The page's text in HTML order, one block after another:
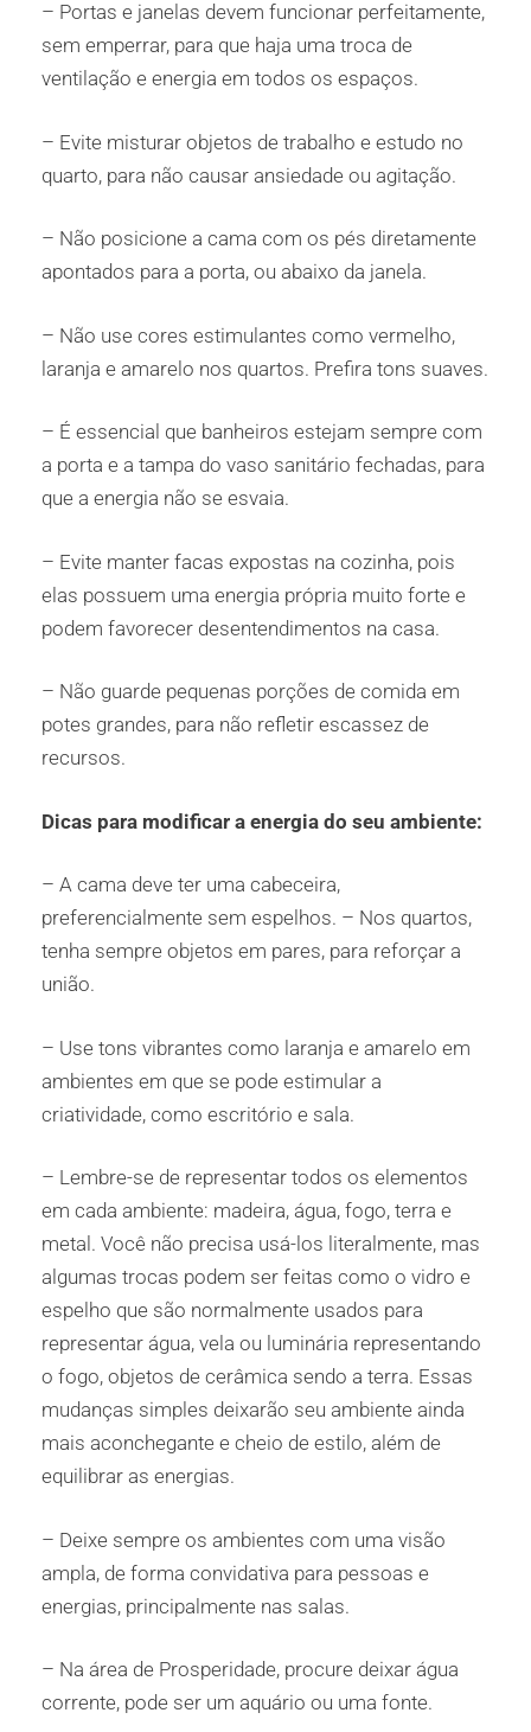
– Portas e janelas devem funcionar perfeitamente,
sem emperrar, para que haja uma troca de
ventilação e energia em todos os espaços.
– Evite misturar objetos de trabalho e estudo no
quarto, para não causar ansiedade ou agitação.
– Não posicione a cama com os pés diretamente
apontados para a porta, ou abaixo da janela.
– Não use cores estimulantes como vermelho,
laranja e amarelo nos quartos. Prefira tons suaves.
– É essencial que banheiros estejam sempre com
a porta e a tampa do vaso sanitário fechadas, para
que a energia não se esvaia.
– Evite manter facas expostas na cozinha, pois
elas possuem uma energia própria muito forte e
podem favorecer desentendimentos na casa.
– Não guarde pequenas porções de comida em
potes grandes, para não refletir escassez de
recursos.
Dicas para modificar a energia do seu ambiente:
– A cama deve ter uma cabeceira,
preferencialmente sem espelhos. – Nos quartos,
tenha sempre objetos em pares, para reforçar a
união.
– Use tons vibrantes como laranja e amarelo em
ambientes em que se pode estimular a
criatividade, como escritório e sala.
– Lembre-se de representar todos os elementos
em cada ambiente: madeira, água, fogo, terra e
metal. Você não precisa usá-los literalmente, mas
algumas trocas podem ser feitas como o vidro e
espelho que são normalmente usados para
representar água, vela ou luminária representando
o fogo, objetos de cerâmica sendo a terra. Essas
mudanças simples deixarão seu ambiente ainda
mais aconchegante e cheio de estilo, além de
equilibrar as energias.
– Deixe sempre os ambientes com uma visão
ampla, de forma convidativa para pessoas e
energias, principalmente nas salas.
– Na área de Prosperidade, procure deixar água
corrente, pode ser um aquário ou uma fonte.